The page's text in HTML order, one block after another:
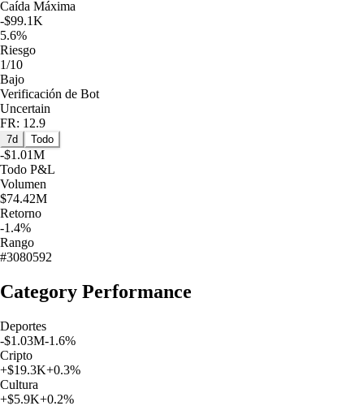
Caída Máxima
-$99.1K
5.6%
Riesgo
1/10
Bajo
Verificación de Bot
Uncertain
FR: 12.9
7d Todo
-$1.01M
Todo P&L
Volumen
$74.42M
Retorno
-1.4%
Rango
#3080592
Category Performance
Deportes
-$1.03M-1.6%
Cripto
+$19.3K+0.3%
Cultura
+$5.9K+0.2%